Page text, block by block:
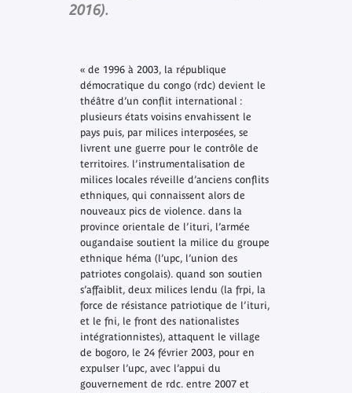
2016).
« de 1996 à 2003, la république
démocratique du congo (rdc) devient le
théâtre d’un conflit international :
plusieurs états voisins envahissent le
pays puis, par milices interposées, se
livrent une guerre pour le contrôle de
territoires. l’instrumentalisation de
milices locales réveille d’anciens conflits
ethniques, qui connaissent alors de
nouveaux pics de violence. dans la
province orientale de l’ituri, l’armée
ougandaise soutient la milice du groupe
ethnique héma (l’upc, l’union des
patriotes congolais). quand son soutien
s’affaiblit, deux milices lendu (la frpi, la
force de résistance patriotique de l’ituri,
et le fni, le front des nationalistes
intégrationnistes), attaquent le village
de bogoro, le 24 février 2003, pour en
expulser l’upc, avec l’appui du
gouvernement de rdc. entre 2007 et